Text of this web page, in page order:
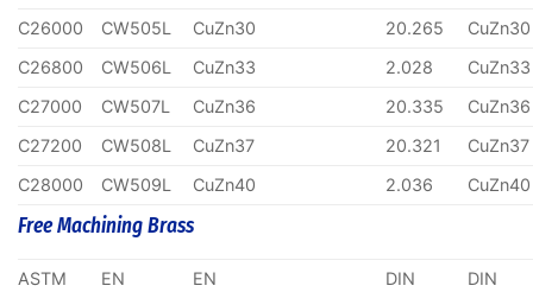
C26000
CW505L CuZn30 20.265
CuZn30
C26800
CW506L CuZn33 2.028
CuZn33
C27000
CW507L CuZn36 20.335
CuZn36
C27200
CW508L CuZn37 20.321
CuZn37
C28000
CW509L CuZn40 2.036 CuZn40
Free Machining Brass
ASTM EN EN DIN DIN